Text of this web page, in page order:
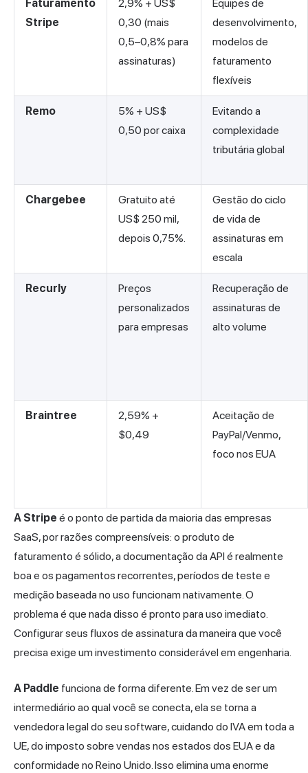
Faturamento
Stripe
2,9% + US$
0,30 (mais
0,5–0,8% para
assinaturas)
Equipes de
desenvolvimento,
modelos de
faturamento
flexíveis
Remo
5% + US$
0,50 por caixa
Evitando a
complexidade
tributária global
Chargebee
Gratuito até
US$ 250 mil,
depois 0,75%.
Gestão do ciclo
de vida de
assinaturas em
escala
Recurly
Preços
personalizados
para empresas
Recuperação de
assinaturas de
alto volume
Braintree
2,59% +
$0,49
Aceitação de
PayPal/Venmo,
foco nos EUA
A Stripe é o ponto de partida da maioria das empresas
SaaS, por razões compreensíveis: o produto de
faturamento é sólido, a documentação da API é realmente
boa e os pagamentos recorrentes, períodos de teste e
medição baseada no uso funcionam nativamente. O
problema é que nada disso é pronto para uso imediato.
Configurar seus fluxos de assinatura da maneira que você
precisa exige um investimento considerável em engenharia.
A Paddle funciona de forma diferente. Em vez de ser um
intermediário ao qual você se conecta, ela se torna a
vendedora legal do seu software, cuidando do IVA em toda a
UE, do imposto sobre vendas nos estados dos EUA e da
conformidade no Reino Unido. Isso elimina uma enorme